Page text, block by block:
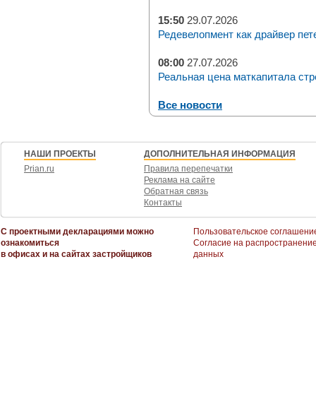
15:50 29.07.2026
Редевелопмент как драйвер
08:00 27.07.2026
Реальная цена маткапитала
Все новости
НАШИ ПРОЕКТЫ
Prian.ru
ДОПОЛНИТЕЛЬНАЯ ИНФОРМАЦИЯ
Правила перепечатки
Реклама на сайте
Обратная связь
Контакты
С проектными декларациями можно
ознакомиться
в офисах и на сайтах застройщиков
Пользовательское
Согласие на
данных